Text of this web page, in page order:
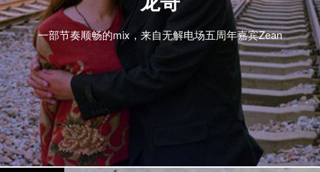
一部节奏顺畅的mix，来自无解电场五周年嘉宾Zean